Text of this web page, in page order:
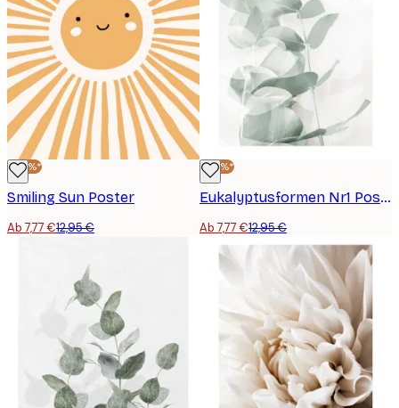
-40%*
Smiling Sun Poster
Ab 7,77 €12,95 €
-40%*
Eukalyptusformen Nr1 Poster
Ab 7,77 €12,95 €